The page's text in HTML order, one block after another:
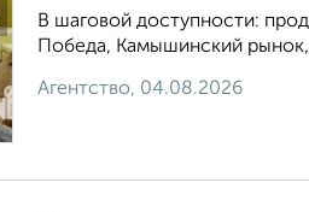
В шаговой доступности:
Победа, Камышинский рынок,
Агентство, 04.08.2026